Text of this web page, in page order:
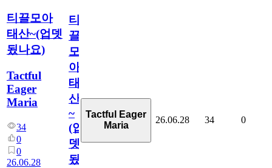
티끌모아
태산~(업뎃
됬나요)
Tactful
Eager
Maria
34
0
0
26.06.28
티
끌
모
아
태
산
~
(업
뎃
됬
Tactful Eager
Maria
26.06.28 34 0